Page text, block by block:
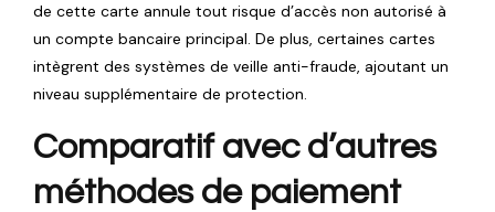
de cette carte annule tout risque d’accès non autorisé à
un compte bancaire principal. De plus, certaines cartes
intègrent des systèmes de veille anti-fraude, ajoutant un
niveau supplémentaire de protection.
Comparatif avec d’autres
méthodes de paiement